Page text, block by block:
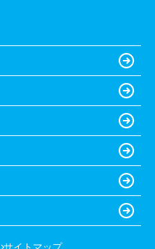
サイトマップ